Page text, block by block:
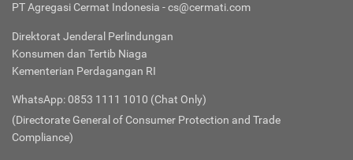
PT Agregasi Cermat Indonesia - cs@cermati.com
Direktorat Jenderal Perlindungan
Konsumen dan Tertib Niaga
Kementerian Perdagangan RI
WhatsApp: 0853 1111 1010 (Chat Only)
(Directorate General of Consumer Protection and Trade
Compliance)